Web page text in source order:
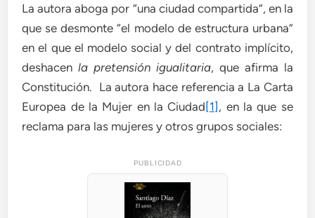
La autora aboga por “una ciudad compartida”, en la
que se desmonte “el modelo de estructura urbana”
en el que el modelo social y del contrato implícito,
deshacenla pretensión igualitaria, que afirma la
Constitución. La autora hace referencia a La Carta
Europea de la Mujer en la Ciudad[1], en la que se
reclama para las mujeres y otros grupos sociales:
PUBLICIDAD